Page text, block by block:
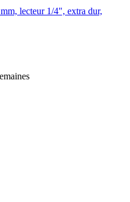
lecteur 1/4", extra dur,